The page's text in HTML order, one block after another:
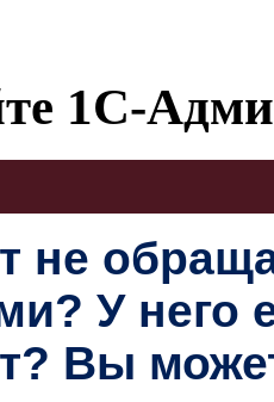
1С-
не
У него
Вы